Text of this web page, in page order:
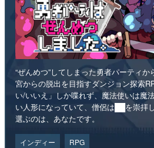
“ぜんめつ”してしまった勇者パーティ
宮からの脱出を目指すダンジョン探索
い/いいえ」しか喋れず、魔法使いは魔
い人形になっていて、僧侶は██を崇拝
選ぶのは、あなたです。
インディー RPG